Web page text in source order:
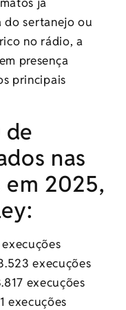
já
do sertanejo ou
no rádio, a
presença
principais
de
nas
em 2025,
execuções
execuções
execuções